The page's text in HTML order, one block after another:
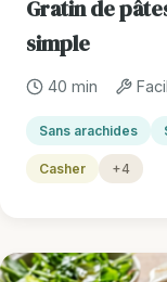
Gratin de
simple
40 min
Sans arachides
Casher +4